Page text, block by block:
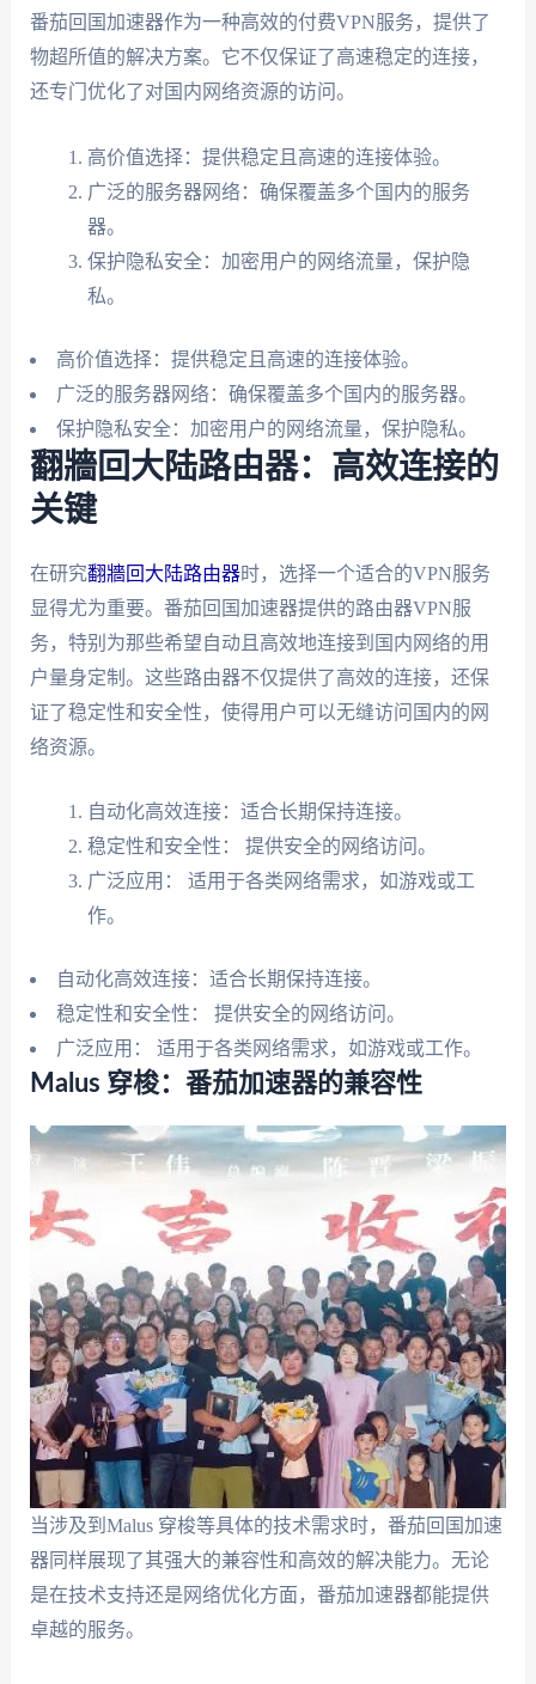
番茄回国加速器作为一种高效的付费VPN服务，提供了
物超所值的解决方案。它不仅保证了高速稳定的连接，
还专门优化了对国内网络资源的访问。
高价值选择：提供稳定且高速的连接体验。
广泛的服务器网络：确保覆盖多个国内的服务
器。
保护隐私安全：加密用户的网络流量，保护隐
私。
高价值选择：提供稳定且高速的连接体验。
广泛的服务器网络：确保覆盖多个国内的服务器。
保护隐私安全：加密用户的网络流量，保护隐私。
翻牆回大陆路由器：高效连接的
关键
在研究翻牆回大陆路由器时，选择一个适合的VPN服务
显得尤为重要。番茄回国加速器提供的路由器VPN服
务，特别为那些希望自动且高效地连接到国内网络的用
户量身定制。这些路由器不仅提供了高效的连接，还保
证了稳定性和安全性，使得用户可以无缝访问国内的网
络资源。
自动化高效连接：适合长期保持连接。
稳定性和安全性： 提供安全的网络访问。
广泛应用： 适用于各类网络需求，如游戏或工
作。
自动化高效连接：适合长期保持连接。
稳定性和安全性： 提供安全的网络访问。
广泛应用： 适用于各类网络需求，如游戏或工作。
Malus 穿梭：番茄加速器的兼容性
当涉及到Malus 穿梭等具体的技术需求时，番茄回国加速
器同样展现了其强大的兼容性和高效的解决能力。无论
是在技术支持还是网络优化方面，番茄加速器都能提供
卓越的服务。